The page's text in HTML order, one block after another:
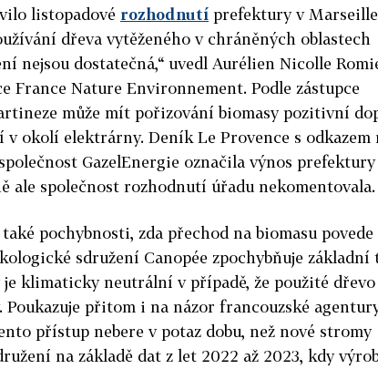
listopadové rozhodnutí prefektury v
dřeva vytěženého v chráněných oblastech
nejsou dostatečná,“ uvedl Aurélien Nicolle
France Nature Environnement. Podle zástupce
může mít pořizování biomasy pozitivní
v okolí elektrárny. Deník Le Provence s odkazem
GazelEnergie označila výnos prefektury
ale společnost rozhodnutí úřadu nekomentovala.
pochybnosti, zda přechod na biomasu povede
sdružení Canopée zpochybňuje základní
je klimaticky neutrální v případě, že použité dřevo
přitom i na názor francouzské
přístup nebere v potaz dobu, než nové stromy
na základě dat z let 2022 až 2023, kdy